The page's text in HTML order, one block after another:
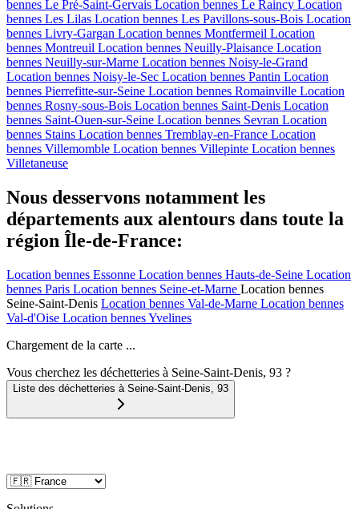
bennes Le Pré-Saint-Gervais Location bennes Le Raincy Location
bennes Les Lilas Location bennes Les Pavillons-sous-Bois Location
bennes Livry-Gargan Location bennes Montfermeil Location
bennes Montreuil Location bennes Neuilly-Plaisance Location
bennes Neuilly-sur-Marne Location bennes Noisy-le-Grand
Location bennes Noisy-le-Sec Location bennes Pantin Location
bennes Pierrefitte-sur-Seine Location bennes Romainville Location
bennes Rosny-sous-Bois Location bennes Saint-Denis Location
bennes Saint-Ouen-sur-Seine Location bennes Sevran Location
bennes Stains Location bennes Tremblay-en-France Location
bennes Villemomble Location bennes Villepinte Location bennes
Villetaneuse
Nous desservons notamment les
départements aux alentours dans toute la
région Île-de-France:
Location bennes Essonne Location bennes Hauts-de-Seine Location
bennes Paris Location bennes Seine-et-Marne Location bennes
Seine-Saint-Denis Location bennes Val-de-Marne Location bennes
Val-d'Oise Location bennesYvelines
Chargement de la carte ...
Vous cherchez les déchetteries à Seine-Saint-Denis, 93 ?
Liste des déchetteries à Seine-Saint-Denis, 93